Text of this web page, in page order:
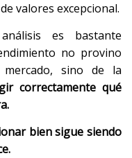
valores excepcional.
es bastante
no provino
sino de la
correctamente qué
bien sigue siendo